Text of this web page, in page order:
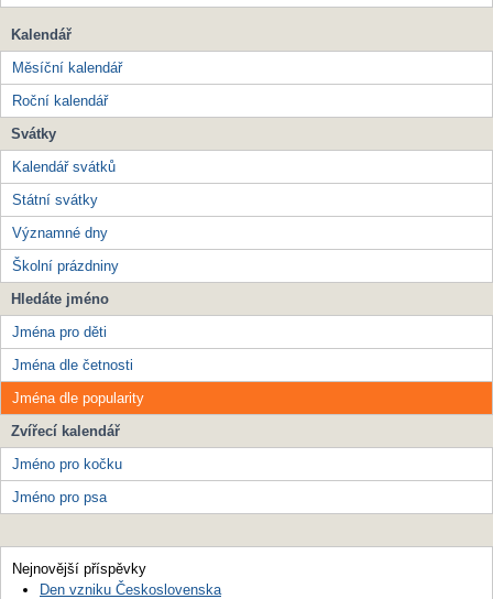
Kalendář
Měsíční kalendář
Roční kalendář
Svátky
Kalendář svátků
Státní svátky
Významné dny
Školní prázdniny
Hledáte jméno
Jména pro děti
Jména dle četnosti
Jména dle popularity
Zvířecí kalendář
Jméno pro kočku
Jméno pro psa
Nejnovější příspěvky
Den vzniku Československa